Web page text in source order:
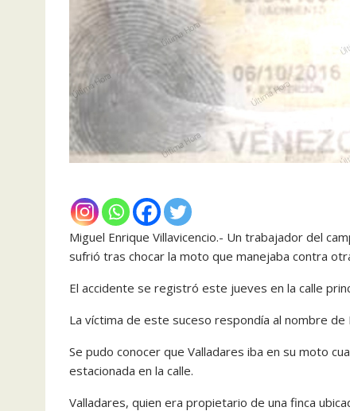
Miguel Enrique Villavicencio.- Un trabajador del
sufrió tras chocar la moto que manejaba contra
El accidente se registró este jueves en la calle
La víctima de este suceso respondía al nombre de
Se pudo conocer que Valladares iba en su moto
estacionada en la calle.
Valladares, quien era propietario de una finca